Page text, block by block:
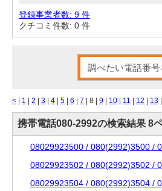
登録事業者数: 9 件
クチコミ件数: 0 件
< 1 2 3 4 5 6 7 | 8 | 9 10 11 12 13
携帯電話080-2992の検索結果 8
08029923500 / 080(2992)3500 /
08029923502 / 080(2992)3502 /
08029923504 / 080(2992)3504 /